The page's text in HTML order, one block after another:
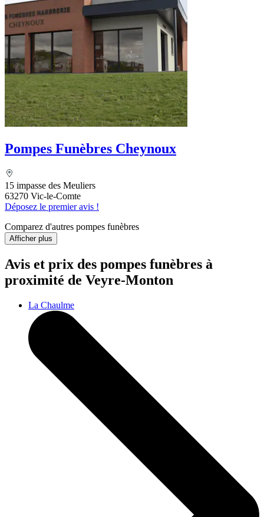
Pompes Funèbres Cheynoux
15 impasse des Meuliers
63270 Vic-le-Comte
Déposez le premier avis !
Comparez d'autres pompes funèbres
Afficher plus
Avis et prix des pompes funèbres à
proximité de Veyre-Monton
La Chaulme